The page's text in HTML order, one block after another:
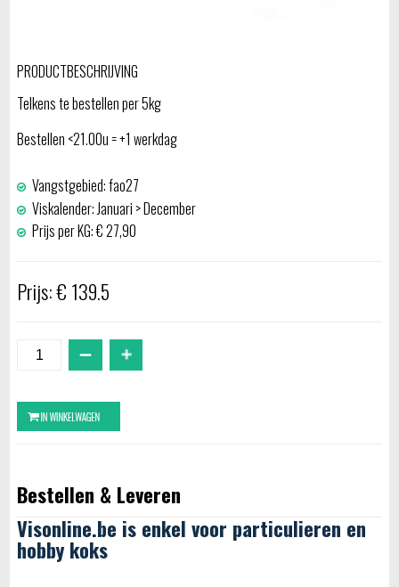
PRODUCTBESCHRIJVING
Telkens te bestellen per 5kg
Bestellen <21.00u = +1 werkdag
Vangstgebied: fao27
Viskalender: Januari > December
Prijs per KG: € 27,90
Prijs: € 139.5
Bestellen & Leveren
Visonline.be is enkel voor particulieren en
hobby koks